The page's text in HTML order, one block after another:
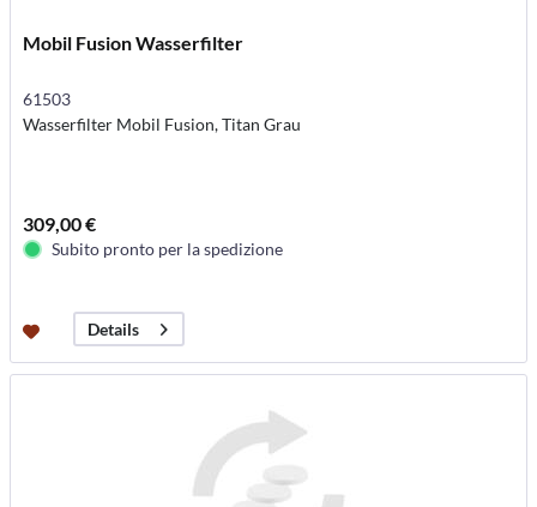
Mobil Fusion Wasserfilter
61503
Wasserfilter Mobil Fusion, Titan Grau
309,00 €
Subito pronto per la spedizione
Details